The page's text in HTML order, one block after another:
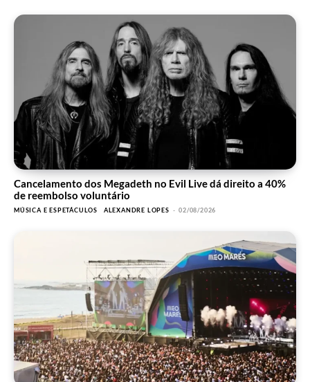
Cancelamento dos Megadeth no Evil Live dá direito a 40%
de reembolso voluntário
MÚSICA E ESPETÁCULOS ALEXANDRE LOPES - 02/08/2026